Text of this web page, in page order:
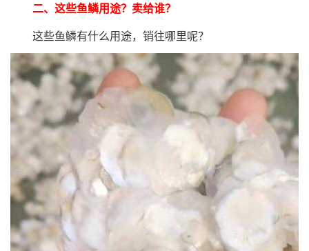
二、这些鱼鳞用途？卖给谁？
这些鱼鳞有什么用途，销往哪里呢？